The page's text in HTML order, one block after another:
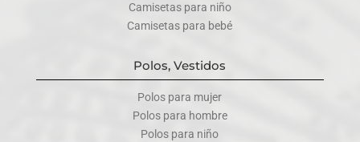
Camisetas para niño
Camisetas para bebé
Polos, Vestidos
Polos para mujer
Polos para hombre
Polos para niño